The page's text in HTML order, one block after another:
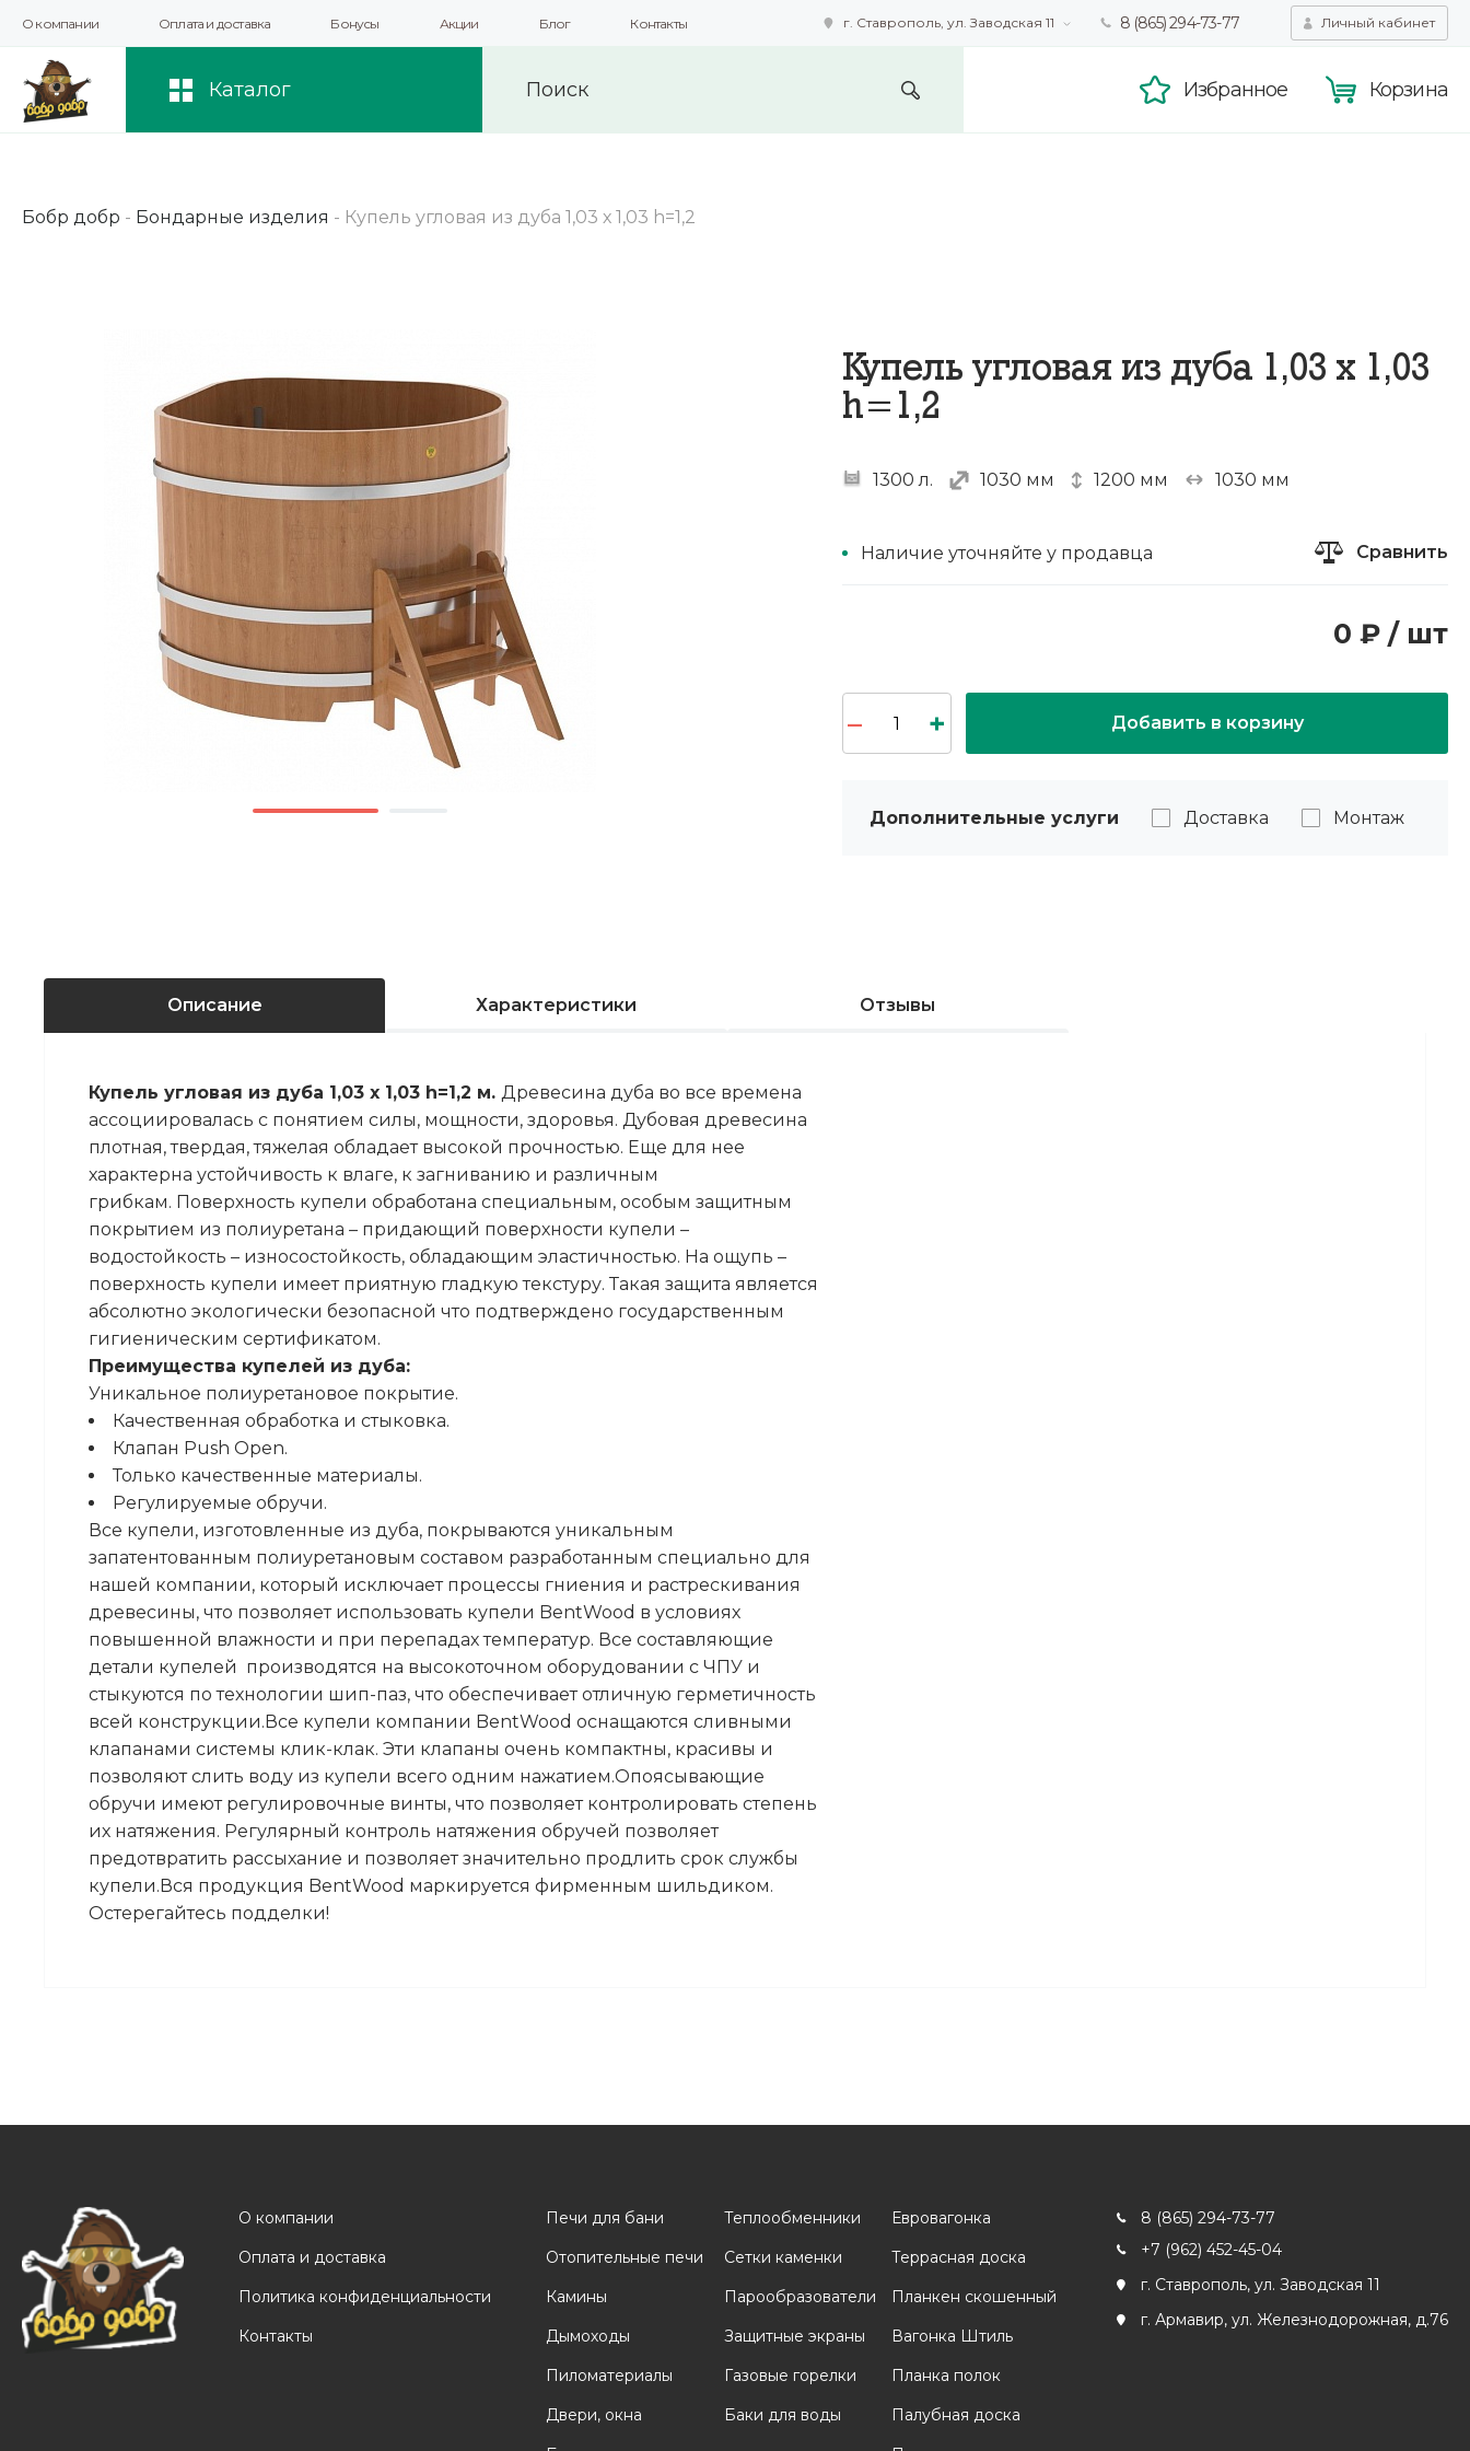
О компании Оплата и доставка Бонусы Акции Блог Контакты г. Ставрополь, ул. Заводская 11 8 (865) 294-73-77 Личный кабинет
Каталог Избранное Корзина
Бобр добр - Бондарные изделия - Купель угловая из дуба 1,03 х 1,03 h=1,2
Купель угловая из дуба 1,03 х 1,03
h=1,2
1300 л. 1030 мм 1200 мм 1030 мм
Наличие уточняйте у продавца Сравнить
0 ₽ / шт
Добавить в корзину
Дополнительные услуги Доставка Монтаж
Описание Характеристики Отзывы
Купель угловая из дуба 1,03 х 1,03 h=1,2 м. Древесина дуба во все времена
ассоциировалась с понятием силы, мощности, здоровья. Дубовая древесина
плотная, твердая, тяжелая обладает высокой прочностью. Еще для нее
характерна устойчивость к влаге, к загниванию и различным
грибкам. Поверхность купели обработана специальным, особым защитным
покрытием из полиуретана – придающий поверхности купели –
водостойкость – износостойкость, обладающим эластичностью. На ощупь –
поверхность купели имеет приятную гладкую текстуру. Такая защита является
абсолютно экологически безопасной что подтверждено государственным
гигиеническим сертификатом.
Преимущества купелей из дуба:
Уникальное полиуретановое покрытие.
Качественная обработка и стыковка.
Клапан Push Open.
Только качественные материалы.
Регулируемые обручи.
Все купели, изготовленные из дуба, покрываются уникальным
запатентованным полиуретановым составом разработанным специально для
нашей компании, который исключает процессы гниения и растрескивания
древесины, что позволяет использовать купели BentWood в условиях
повышенной влажности и при перепадах температур. Все составляющие
детали купелей производятся на высокоточном оборудовании с ЧПУ и
стыкуются по технологии шип-паз, что обеспечивает отличную герметичность
всей конструкции.Все купели компании BentWood оснащаются сливными
клапанами системы клик-клак. Эти клапаны очень компактны, красивы и
позволяют слить воду из купели всего одним нажатием.Опоясывающие
обручи имеют регулировочные винты, что позволяет контролировать степень
их натяжения. Регулярный контроль натяжения обручей позволяет
предотвратить рассыхание и позволяет значительно продлить срок службы
купели.Вся продукция BentWood маркируется фирменным шильдиком.
Остерегайтесь подделки!
О компании
Оплата и доставка
Политика конфиденциальности
Контакты
Печи для бани
Отопительные печи
Камины
Дымоходы
Пиломатериалы
Двери, окна
Теплообменники
Сетки каменки
Парообразователи
Защитные экраны
Газовые горелки
Баки для воды
Евровагонка
Террасная доска
Планкен скошенный
Вагонка Штиль
Планка полок
Палубная доска
8 (865) 294-73-77
+7 (962) 452-45-04
г. Ставрополь, ул. Заводская 11
г. Армавир, ул. Железнодорожная, д.76
Мы используем файлы cookie и другие подобные технологии для получения данных с целью сбора статистики,